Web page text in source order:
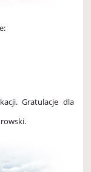
Gratulacje dla